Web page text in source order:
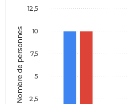
Nombre de personnes 2,5
5
7,5
10
12,5